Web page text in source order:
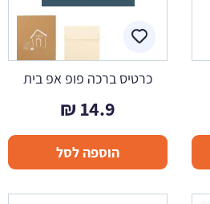
כרטיס ברכה פופ אפ בית
14.9
₪
הוספה לסל